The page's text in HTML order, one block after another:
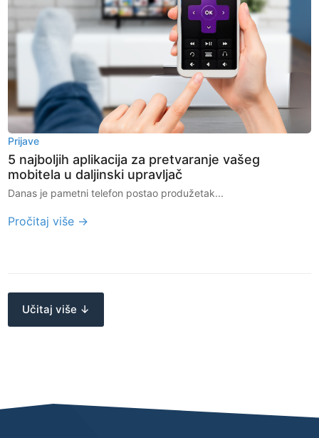
Prijave
5 najboljih aplikacija za pretvaranje vašeg
mobitela u daljinski upravljač
Danas je pametni telefon postao produžetak...
Pročitaj više →
Učitaj više ↓